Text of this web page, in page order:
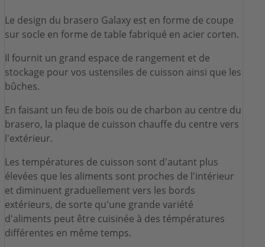
Le design du brasero Galaxy est en forme de coupe
sur socle en forme de table fabriqué en acier corten.
Il fournit un grand espace de rangement et de
stockage pour vos ustensiles de cuisson ainsi que les
bûches.
En faisant un feu de bois ou de charbon au centre du
brasero, la plaque de cuisson chauffe du centre vers
l'extérieur.
Les températures de cuisson sont d'autant plus
élevées que les aliments sont proches de l'intérieur
et diminuent graduellement vers les bords
extérieurs, de sorte qu'une grande variété
d'aliments peut être cuisinée à des témpératures
différentes en même temps.